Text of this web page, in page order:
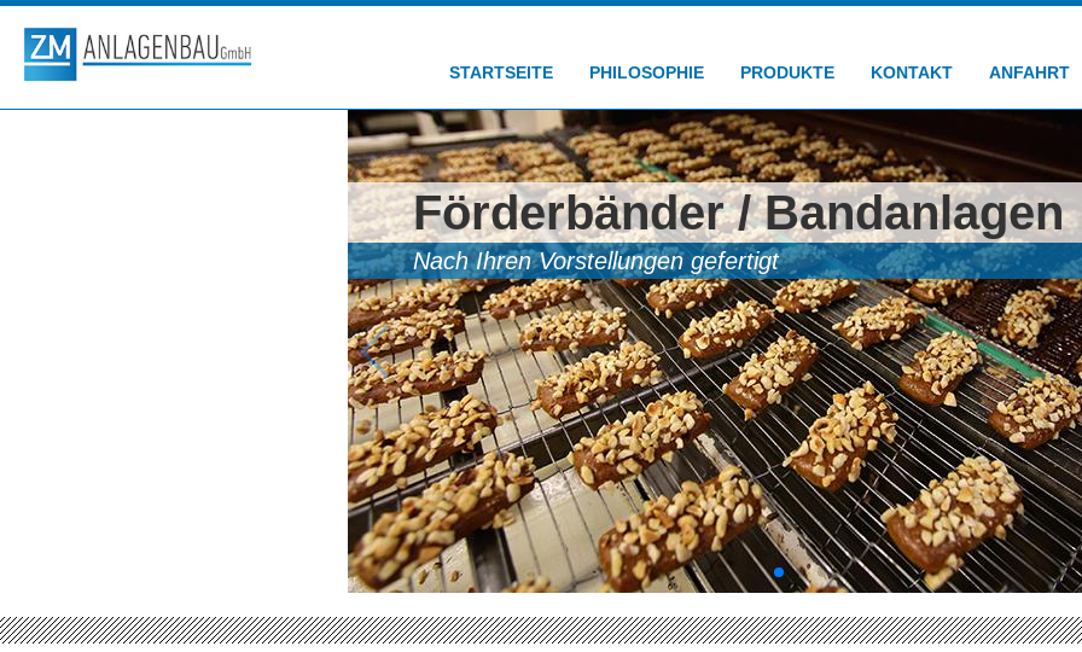
STARTSEITE PHILOSOPHIE PRODUKTE KONTAKT ANFAHRT
Förderbänder / Bandanlagen
Nach Ihren Vorstellungen gefertigt